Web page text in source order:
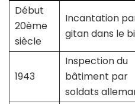
Début
20ème
siècle
Incantation
gitan dans le
1943
Inspection du
bâtiment par
soldats